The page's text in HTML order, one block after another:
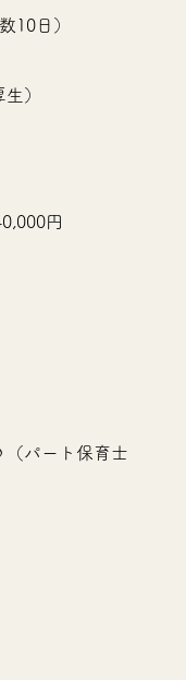
10日）
）
円
パート保育士